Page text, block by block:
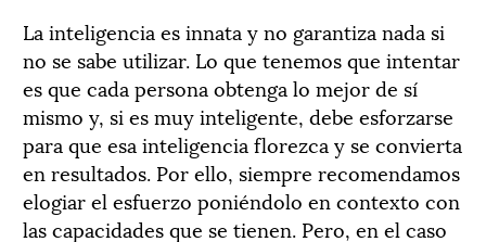
La inteligencia es innata y no garantiza nada si
no se sabe utilizar. Lo que tenemos que intentar
es que cada persona obtenga lo mejor de sí
mismo y, si es muy inteligente, debe esforzarse
para que esa inteligencia florezca y se convierta
en resultados. Por ello, siempre recomendamos
elogiar el esfuerzo poniéndolo en contexto con
las capacidades que se tienen. Pero, en el caso